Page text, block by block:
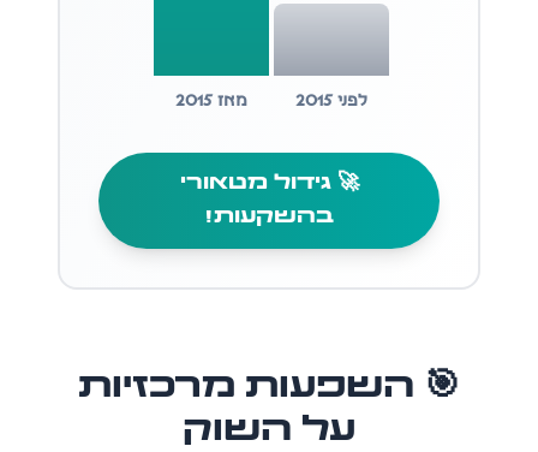
לפני 2015 מאז 2015
🚀 גידול מטאורי
בהשקעות!
🎯 השפעות מרכזיות
על השוק